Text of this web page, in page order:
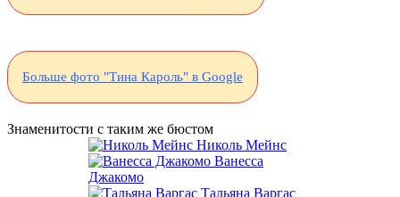
Больше фото "Тина Кароль" в Google
Знаменитости с таким же бюстом
Николь Мейнс
Ванесса
Джакомо
Тальяна Варгас